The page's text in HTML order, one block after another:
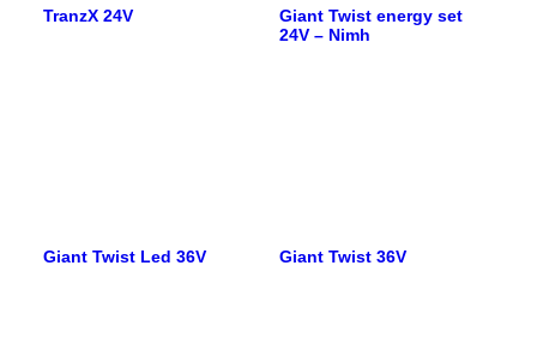
TranzX 24V
Giant Twist energy set
24V – Nimh
Giant Twist Led 36V Giant Twist 36V